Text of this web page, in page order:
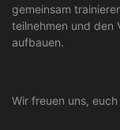
gemeinsam
teilnehmen und den
aufbauen.
Wir freuen uns,